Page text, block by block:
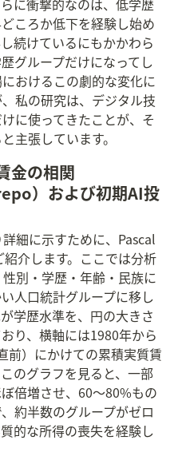
に衝撃的なのは、低学歴
ころか低下を経験し始め
続けているにもかかわら
グループだけになってし
おけるこの劇的な変化に
私の研究は、デジタル技
に使ってきたことが、そ
主張しています。
金の相関
）および初期AI投
細に示すために、Pascal
介します。ここでは分析
別・学歴・年齢・民族に
人口統計グループに移し
学歴水準を、円の大きさ
り、横軸には1980年から
前）にかけての累積実質賃
のグラフを見ると、一部
倍増させ、60〜80%もの
約半数のグループがゼロ
的な所得の喪失を経験し